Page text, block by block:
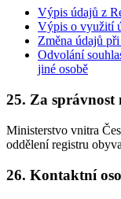
Výpis údajů z
Výpis o využití
Změna údajů
Odvolání
jiné osobě
25. Za
Ministerstvo vnitra
oddělení registru
26. Kontaktní